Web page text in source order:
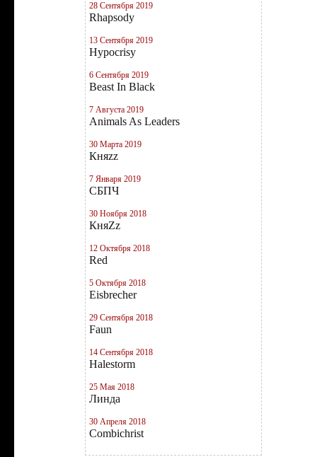
28 Сентября 2019
Rhapsody
13 Сентября 2019
Hypocrisy
6 Сентября 2019
Beast In Black
7 Августа 2019
Animals As Leaders
30 Марта 2019
Княzz
7 Января 2019
СБПЧ
30 Ноября 2018
КняZz
12 Октября 2018
Red
5 Октября 2018
Eisbrecher
29 Сентября 2018
Faun
14 Сентября 2018
Halestorm
25 Мая 2018
Линда
30 Апреля 2018
Combichrist